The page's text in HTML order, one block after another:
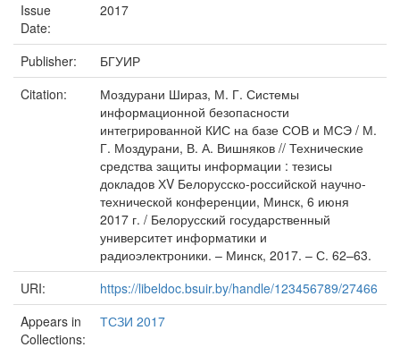
Issue
Date:
2017
Publisher:
БГУИР
Citation:
Моздурани Шираз, М. Г. Системы
информационной безопасности
интегрированной КИС на базе СОВ и МСЭ / М.
Г. Моздурани, В. А. Вишняков // Технические
средства защиты информации : тезисы
докладов ХV Белорусско-российской научно-
технической конференции, Минск, 6 июня
2017 г. / Белорусский государственный
университет информатики и
радиоэлектроники. – Минск, 2017. – С. 62–63.
URI:
https://libeldoc.bsuir.by/handle/123456789/27466
Appears in
Collections:
ТСЗИ 2017